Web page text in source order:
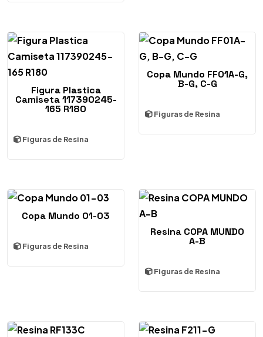
Figura Plastica
Camiseta 117390245-
165 R180
Figuras de Resina
Copa Mundo FF01A-G,
B-G, C-G
Figuras de Resina
Copa Mundo 01-03
Figuras de Resina
Resina COPA MUNDO
A-B
Figuras de Resina